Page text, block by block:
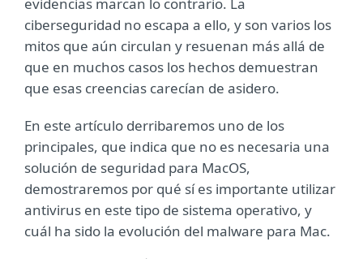
evidencias marcan lo contrario. La
ciberseguridad no escapa a ello, y son varios los
mitos que aún circulan y resuenan más allá de
que en muchos casos los hechos demuestran
que esas creencias carecían de asidero.
En este artículo derribaremos uno de los
principales, que indica que no es necesaria una
solución de seguridad para MacOS,
demostraremos por qué sí es importante utilizar
antivirus en este tipo de sistema operativo, y
cuál ha sido la evolución del malware para Mac.